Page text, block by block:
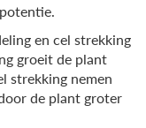
en cel strekking
groeit de plant
strekking nemen
de plant groter